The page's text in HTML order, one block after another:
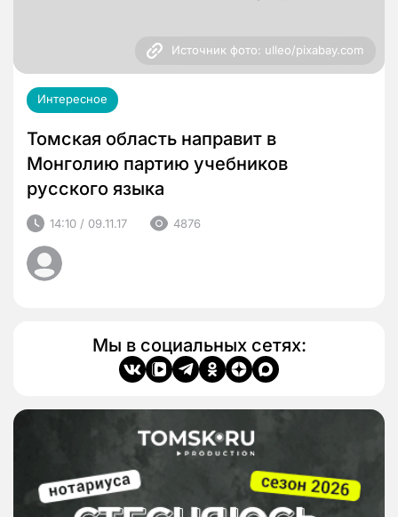
Источник фото: ulleo/pixabay.com
Интересное
Томская область направит в
Монголию партию учебников
русского языка
14:10 / 09.11.17 4876
Мы в социальных сетях: